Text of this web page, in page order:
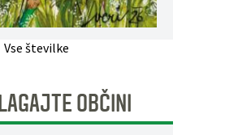
Vse številke
OBČINI